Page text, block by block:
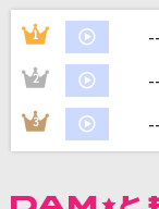
透明
Novelbright
ウエディング
音田雅則
1
2
3